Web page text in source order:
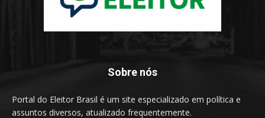
Sobre nós
Portal do Eleitor Brasil é um site especializado em política e
assuntos diversos, atualizado frequentemente.